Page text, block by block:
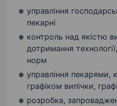
управління
пекарні
контроль над якістю
дотримання
норм
управління пекарями,
графіком випічки,
розробка,